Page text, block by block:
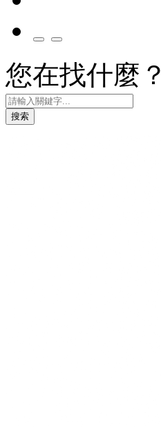
您在找什麼？
搜索